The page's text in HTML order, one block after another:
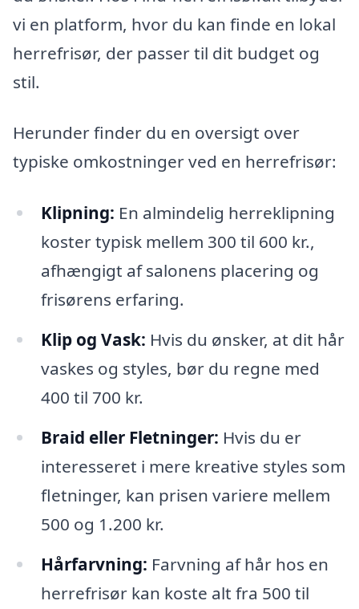
vi en platform, hvor du kan finde en lokal
herrefrisør, der passer til dit budget og
stil.
Herunder finder du en oversigt over
typiske omkostninger ved en herrefrisør:
Klipning: En almindelig herreklipning
koster typisk mellem 300 til 600 kr.,
afhængigt af salonens placering og
frisørens erfaring.
Klip og Vask: Hvis du ønsker, at dit hår
vaskes og styles, bør du regne med
400 til 700 kr.
Braid eller Fletninger: Hvis du er
interesseret i mere kreative styles som
fletninger, kan prisen variere mellem
500 og 1.200 kr.
Hårfarvning: Farvning af hår hos en
herrefrisør kan koste alt fra 500 til